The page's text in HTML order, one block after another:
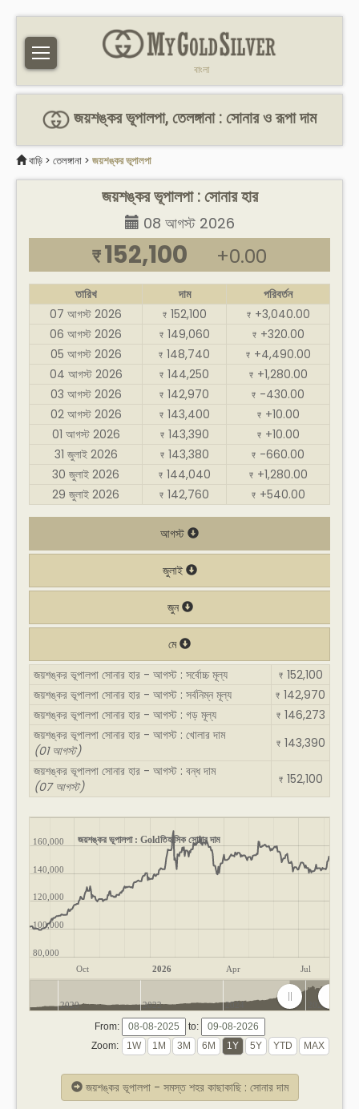
বাংলা
জয়শঙ্কর ভূপালপা, তেলঙ্গানা : সোনার ও রূপা দাম
বাড়ি > তেলঙ্গানা > জয়শঙ্কর ভূপালপা
জয়শঙ্কর ভূপালপা : সোনার হার
08 আগস্ট 2026
₹ 152,100 +0.00
তারিখ দাম
পরিবর্তন
07 আগস্ট 2026
₹ 152,100 ₹ +3,040.00
06 আগস্ট 2026
₹ 149,060 ₹ +320.00
05 আগস্ট 2026
₹ 148,740 ₹ +4,490.00
04 আগস্ট 2026
₹ 144,250 ₹ +1,280.00
03 আগস্ট 2026
₹ 142,970 ₹ -430.00
02 আগস্ট 2026
₹ 143,400 ₹ +10.00
01 আগস্ট 2026
₹ 143,390 ₹ +10.00
31 জুলাই 2026
₹ 143,380 ₹ -660.00
30 জুলাই 2026
₹ 144,040 ₹ +1,280.00
29 জুলাই 2026
₹ 142,760 ₹ +540.00
আগস্ট
জুলাই
জুন
মে
জয়শঙ্কর ভূপালপা সোনার হার - আগস্ট : সর্বোচ্চ মূল্য
₹ 152,100
জয়শঙ্কর ভূপালপা সোনার হার - আগস্ট : সর্বনিম্ন মূল্য
₹ 142,970
জয়শঙ্কর ভূপালপা সোনার হার - আগস্ট : গড় মূল্য
₹ 146,273
জয়শঙ্কর ভূপালপা সোনার হার - আগস্ট : খোলার দাম
(01 আগস্ট)
₹ 143,390
জয়শঙ্কর ভূপালপা সোনার হার - আগস্ট : বন্ধ দাম
(07 আগস্ট)
₹ 152,100
জয়শঙ্কর ভূপালপা : Goldতিহাসিক সোনার দাম
Oct 2026 Apr Jul
80,000
100,000
120,000
140,000
160,000
2020 2022 2024 2026
From:
to:
Zoom:
জয়শঙ্কর ভূপালপা - সমস্ত শহর কাছাকাছি : সোনার দাম